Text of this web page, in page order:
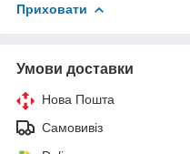
Приховати
Умови доставки
Нова Пошта
Самовивіз